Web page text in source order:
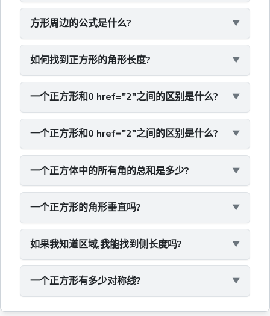
方形周边的公式是什么?
如何找到正方形的角形长度?
一个正方形和0 href="2"之间的区别是什么?
一个正方形和0 href="2"之间的区别是什么?
一个正方体中的所有角的总和是多少?
一个正方形的角形垂直吗?
如果我知道区域,我能找到侧长度吗?
一个正方形有多少对称线?